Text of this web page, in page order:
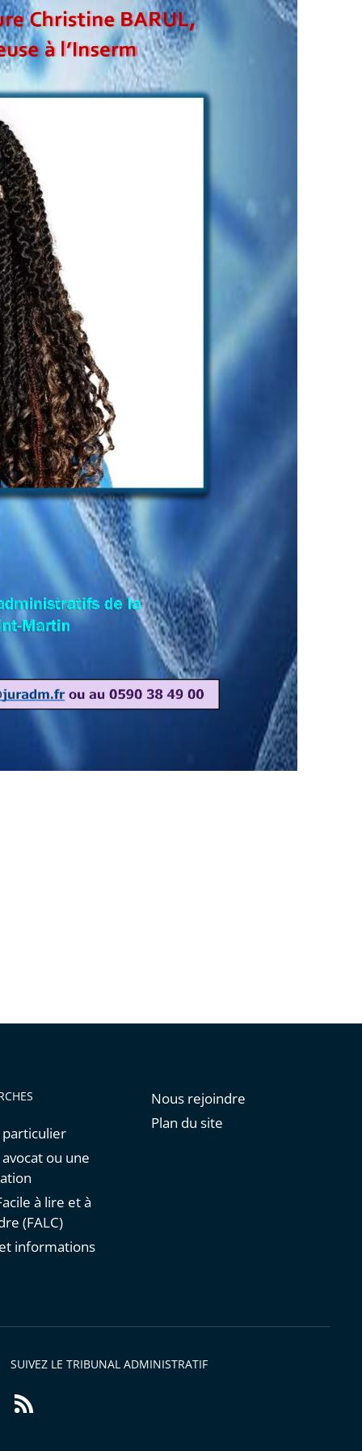
particulier
avocat ou une
à lire et à
(FALC)
informations
Nous rejoindre
Plan du site
SUIVEZ LE TRIBUNAL ADMINISTRATIF
Flux
RSS